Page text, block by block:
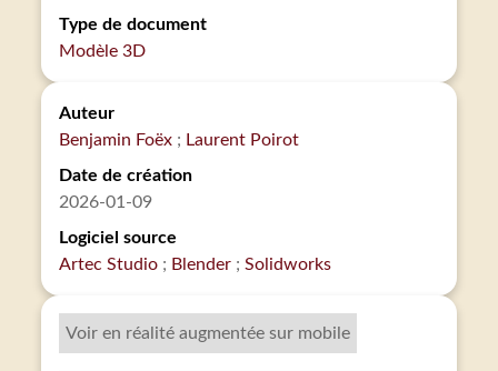
Type de document
Modèle 3D
Auteur
Benjamin Foëx
Laurent Poirot
Date de création
2026-01-09
Logiciel source
Artec Studio
Blender Solidworks
Voir en réalité augmentée sur mobile